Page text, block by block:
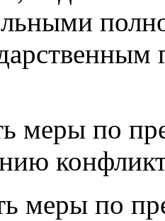
меры по
меры по